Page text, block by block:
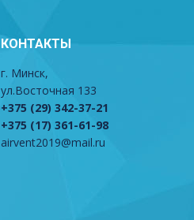
КОНТАКТЫ
г. Минск,
ул.Восточная 133
+375 (29) 342-37-21
+375 (17) 361-61-98
airvent2019@mail.ru